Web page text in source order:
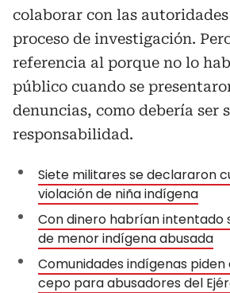
colaborar con las
proceso de investigación.
referencia al porque no lo
público cuando se
denuncias, como debería ser
responsabilidad.
Siete militares se declararon
violación de niña indígena
Con dinero habrían intentado
de menor indígena abusada
Comunidades indígenas
cepo para abusadores del